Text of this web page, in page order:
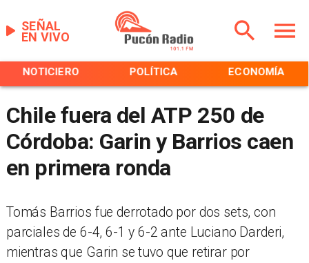
EN VIVO
SEÑAL
NOTICIERO POLÍTICA ECONOMÍA
Chile fuera del ATP 250 de
Córdoba: Garin y Barrios caen
en primera ronda
Tomás Barrios fue derrotado por dos sets, con
parciales de 6-4, 6-1 y 6-2 ante Luciano Darderi,
mientras que Garin se tuvo que retirar por